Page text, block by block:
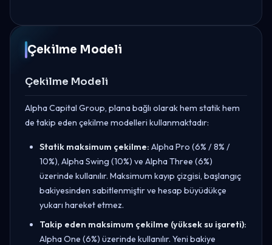
Çekilme Modeli
Çekilme Modeli
Alpha Capital Group, plana bağlı olarak hem statik hem
de takip eden çekilme modelleri kullanmaktadır:
Statik maksimum çekilme: Alpha Pro (6% / 8% /
10%), Alpha Swing (10%) ve Alpha Three (6%)
üzerinde kullanılır. Maksimum kayıp çizgisi, başlangıç
bakiyesinden sabitlenmiştir ve hesap büyüdükçe
yukarı hareket etmez.
Takip eden maksimum çekilme (yüksek su işareti):
Alpha One (6%) üzerinde kullanılır. Yeni bakiye